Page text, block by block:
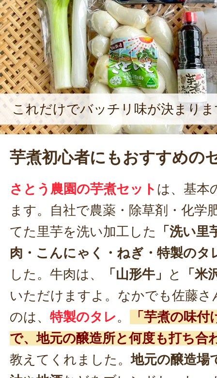
これだけでバッチリ味が決まり
芋煮初心者にもおすすめの
さとう農園の芋煮セット は、基本
ます。自社で農薬・除草剤・化学
てた里芋を洗い加工した
「洗い里
肉・こんにゃく・ねぎ・特製のタ
した。牛肉は、
「山形牛」 と
「米
いただけますよ。なかでも佐藤
のは、 特製のタレ。
「芋煮の味
で、地元の醸造所と何度も打ち合
教えてくれました。地元の醸造場